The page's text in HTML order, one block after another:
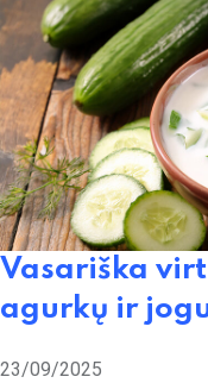
Vasariška
agurkų ir
23/09/2025